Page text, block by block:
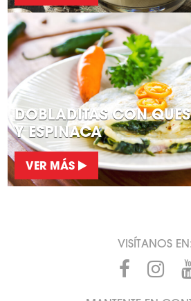
DOBLADITAS CON
Y ESPINACA
VER MÁS
VISÍTANOS EN: